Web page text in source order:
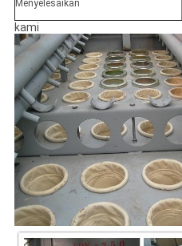
Menyelesaikan
kami